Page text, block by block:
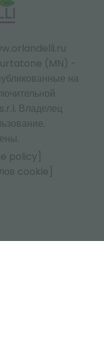
(MN) -
на
Владелец
policy]
cookie]